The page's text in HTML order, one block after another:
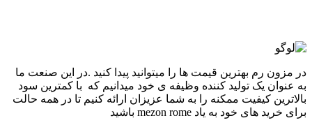
در مزون رم بهترین قیمت ها را میتوانید پیدا کنید .در این صنعت ما
به عنوان یک تولید کننده وظیفه ی خود میدانیم که با کمترین سود
بالاترین کیفیت ممکنه را به شما عزیزان ارائه کنیم تا در همه حالت
برای خرید های خود به یاد mezon rome باشید